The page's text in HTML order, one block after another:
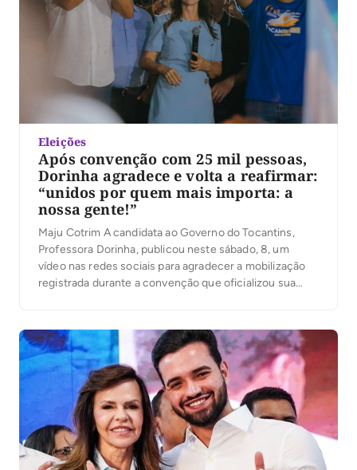
Eleições
Após convenção com 25 mil pessoas,
Dorinha agradece e volta a reafirmar:
“unidos por quem mais importa: a
nossa gente!”
Maju Cotrim A candidata ao Governo do Tocantins,
Professora Dorinha, publicou neste sábado, 8, um
vídeo nas redes sociais para agradecer a mobilização
registrada durante a convenção que oficializou sua
destacou a presença das caravanas, lideranças e
apoiadores que participaram […]